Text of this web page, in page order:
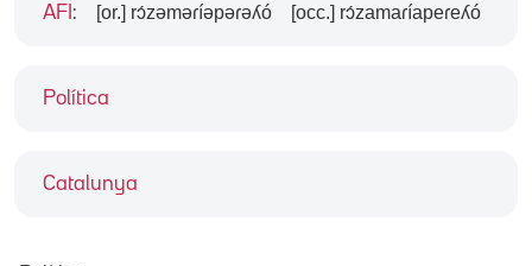
Política
Catalunya
AFI : [or.] rɔ́zəməɾíəpəɾəʎó [occ.] rɔ́zamaɾíapeɾeʎó